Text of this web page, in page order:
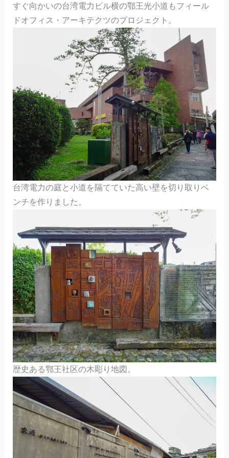
すぐ向かいの台湾電力ビル横の鄂王光小道もフィール
ドオフィス・アーキテクツのプロジェクト。
台湾電力の庭と小道を隔てていた高い壁を切り取りベ
ンチを作りました。
歴史ある鄂王社区の木彫り地図。